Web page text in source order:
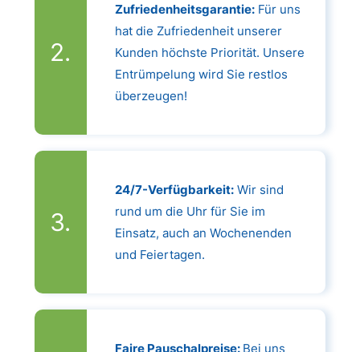
Zufriedenheitsgarantie:Für uns
hat die Zufriedenheit unserer
Kunden höchste Priorität. Unsere
Entrümpelung wird Sie restlos
überzeugen!
24/7-Verfügbarkeit:Wir sind
rund um die Uhr für Sie im
Einsatz, auch an Wochenenden
und Feiertagen.
Faire Pauschalpreise: Bei uns